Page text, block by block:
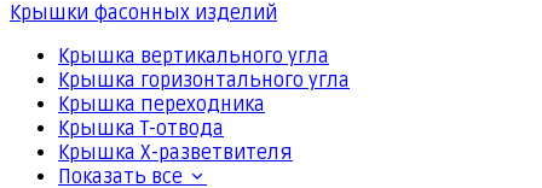
Крышки фасонных изделий
Крышка вертикального угла
Крышка горизонтального угла
Крышка переходника
Крышка Т-отвода
Крышка Х-разветвителя
Показать все